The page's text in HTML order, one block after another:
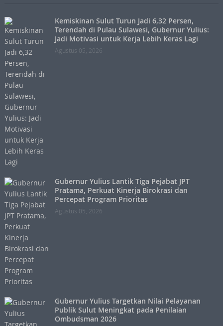
Kemiskinan Sulut Turun Jadi 6,32 Persen,
Terendah di Pulau Sulawesi, Gubernur Yulius:
Jadi Motivasi untuk Kerja Lebih Keras Lagi
Agustus 05, 2026
Gubernur Yulius Lantik Tiga Pejabat JPT
Pratama, Perkuat Kinerja Birokrasi dan
Percepat Program Prioritas
Agustus 05, 2026
Gubernur Yulius Targetkan Nilai Pelayanan
Publik Sulut Meningkat pada Penilaian
Ombudsman 2026